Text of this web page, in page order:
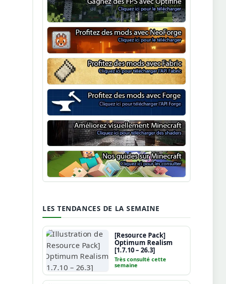
Optifine
NeoForge
Minecraft Fabric
Minecraft Forge
Shaders Minecraft
Guide Minecraft
LES TENDANCES DE LA SEMAINE
[Resource Pack]
Optimum Realism
[1.7.10 – 26.3]
Très consulté cette
semaine